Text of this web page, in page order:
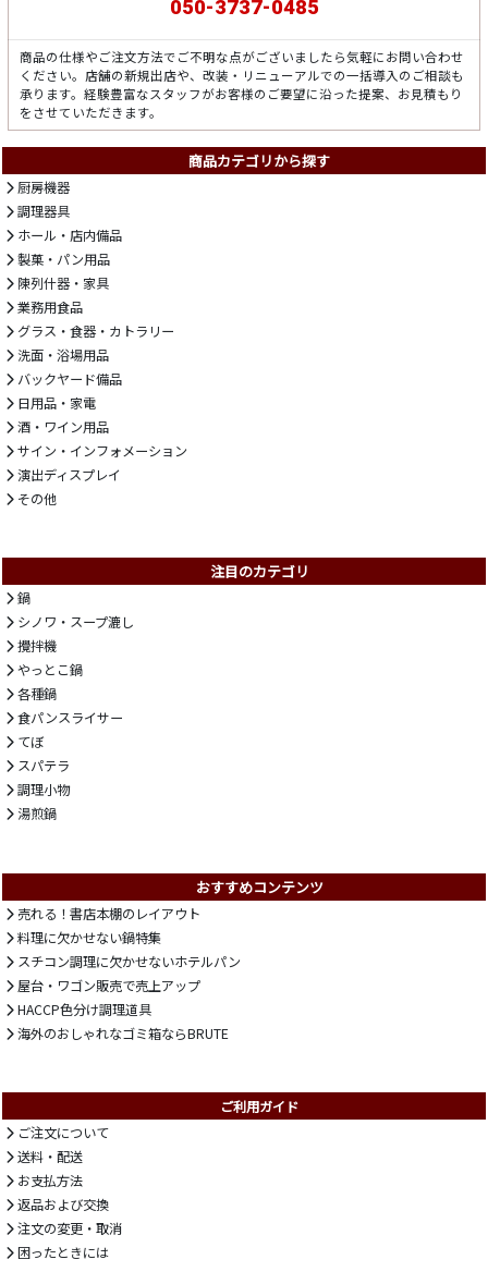
050-3737-0485
商品の仕様やご注文方法でご不明な点がございましたら気軽にお問い合わせ
ください。店舗の新規出店や、改装・リニューアルでの一括導入のご相談も
承ります。経験豊富なスタッフがお客様のご要望に沿った提案、お見積もり
をさせていただきます。
商品カテゴリから探す
厨房機器
調理器具
ホール・店内備品
製菓・パン用品
陳列什器・家具
業務用食品
グラス・食器・カトラリー
洗面・浴場用品
バックヤード備品
日用品・家電
酒・ワイン用品
サイン・インフォメーション
演出ディスプレイ
その他
注目のカテゴリ
鍋
シノワ・スープ漉し
攪拌機
やっとこ鍋
各種鍋
食パンスライサー
てぼ
スパテラ
調理小物
湯煎鍋
おすすめコンテンツ
売れる！書店本棚のレイアウト
料理に欠かせない鍋特集
スチコン調理に欠かせないホテルパン
屋台・ワゴン販売で売上アップ
HACCP色分け調理道具
海外のおしゃれなゴミ箱ならBRUTE
ご利用ガイド
ご注文について
送料・配送
お支払方法
返品および交換
注文の変更・取消
困ったときには